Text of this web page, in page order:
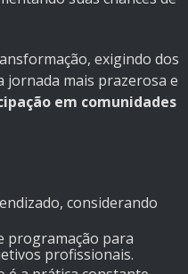
exigindo dos
jornada mais prazerosa e
em comunidades
considerando
programação para
profissionais.